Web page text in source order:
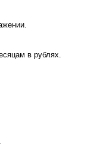
в рублях.